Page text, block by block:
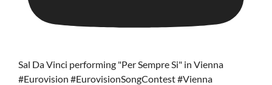
Sal Da Vinci performing "Per Sempre Si" in Vienna
#Eurovision #EurovisionSongContest #Vienna